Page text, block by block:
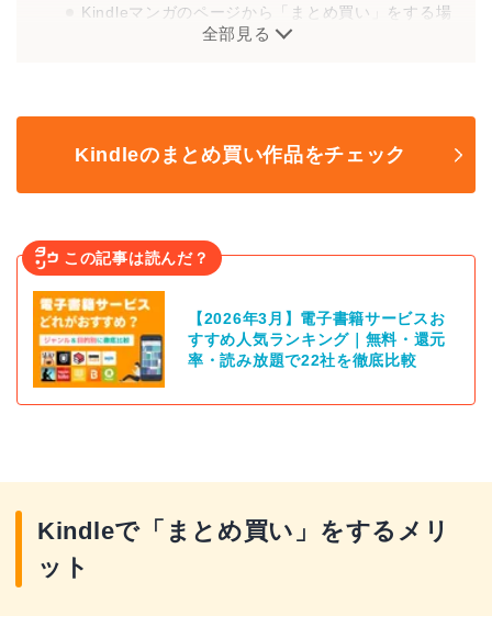
Kindleマンガのページから「まとめ買い」をする場
電子書籍を読むなら専用リーダーが便利！
全部見る
Kindleのまとめ買い作品をチェック
この記事は読んだ？
【2026年3月】電子書籍サービスお
すすめ人気ランキング｜無料・還元
率・読み放題で22社を徹底比較
Kindleで「まとめ買い」をするメリ
ット